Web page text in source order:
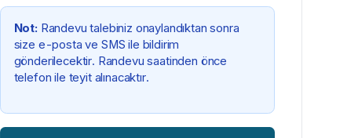
Not: Randevu talebiniz onaylandıktan sonra
size e-posta ve SMS ile bildirim
gönderilecektir. Randevu saatinden önce
telefon ile teyit alınacaktır.